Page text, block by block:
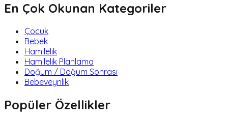
En Çok Okunan Kategoriler
Çocuk
Bebek
Hamilelik
Hamilelik Planlama
Doğum / Doğum Sonrası
Bebeveynlik
Popüler Özellikler